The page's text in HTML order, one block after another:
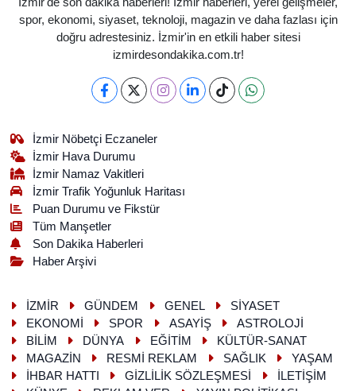
İzmir'de son dakika haberleri! İzmir haberleri, yerel gelişmeler,
spor, ekonomi, siyaset, teknoloji, magazin ve daha fazlası için
doğru adrestesiniz. İzmir'in en etkili haber sitesi
izmirdesondakika.com.tr!
İzmir Nöbetçi Eczaneler
İzmir Hava Durumu
İzmir Namaz Vakitleri
İzmir Trafik Yoğunluk Haritası
Puan Durumu ve Fikstür
Tüm Manşetler
Son Dakika Haberleri
Haber Arşivi
İZMİR GÜNDEM GENEL
SİYASET
EKONOMİ
SPOR ASAYİŞ
ASTROLOJİ
BİLİM
DÜNYA EĞİTİM
KÜLTÜR-SANAT
MAGAZİN
RESMİ REKLAM SAĞLIK
YAŞAM
İHBAR HATTI
GİZLİLİK SÖZLEŞMESİ
İLETİŞİM